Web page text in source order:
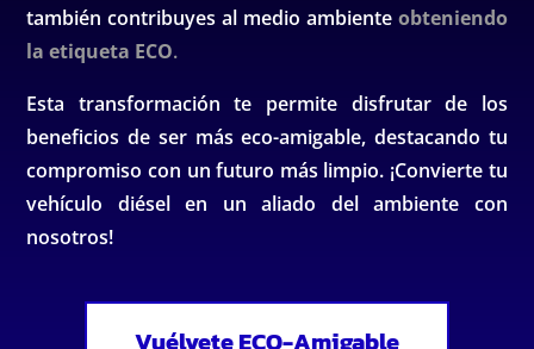
también contribuyes al medio ambiente obteniendo
la etiqueta ECO.
Esta transformación te permite disfrutar de los
beneficios de ser más eco-amigable, destacando tu
compromiso con un futuro más limpio. ¡Convierte tu
vehículo diésel en un aliado del ambiente con
nosotros!